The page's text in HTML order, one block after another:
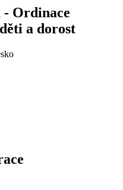
Ordinace
a dorost